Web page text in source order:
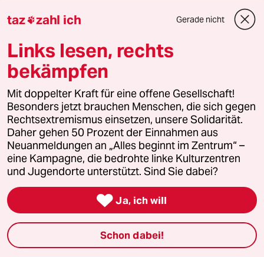
2 Benjamin, du lieber Anarchist
3 Wehrplicht in Deutschland
Zwangsdienst ist nie gut, auch nicht für
eine gute Sache
4 Streit um Rente mit 63
Passgenauer Populismus
5 Über die geschlechtergerechte Stadt
„Die Stadt ist gemacht für den weißen
taz zahl ich Gerade nicht
Links lesen, rechts
bekämpfen
Mit doppelter Kraft für eine offene Gesellschaft!
Besonders jetzt brauchen Menschen, die sich gegen
Rechtsextremismus einsetzen, unsere Solidarität.
Daher gehen 50 Prozent der Einnahmen aus
Neuanmeldungen an „Alles beginnt im Zentrum“ –
eine Kampagne, die bedrohte linke Kulturzentren
und Jugendorte unterstützt. Sind Sie dabei?
 Ja, ich will
Schon dabei!